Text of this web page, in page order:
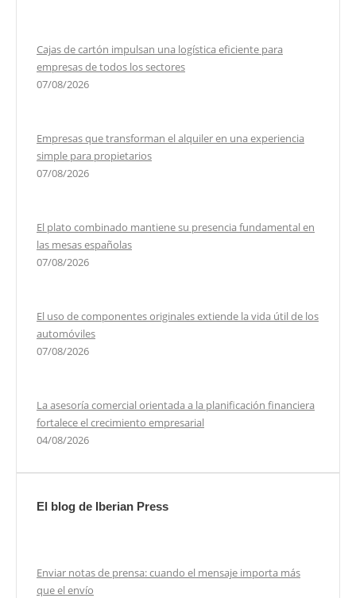
Cajas de cartón impulsan una logística eficiente para
empresas de todos los sectores
07/08/2026
Empresas que transforman el alquiler en una experiencia
simple para propietarios
07/08/2026
El plato combinado mantiene su presencia fundamental en
las mesas españolas
07/08/2026
El uso de componentes originales extiende la vida útil de los
automóviles
07/08/2026
La asesoría comercial orientada a la planificación financiera
fortalece el crecimiento empresarial
04/08/2026
El blog de Iberian Press
Enviar notas de prensa: cuando el mensaje importa más
que el envío